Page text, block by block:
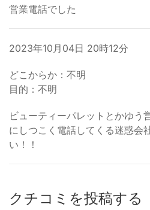
営業電話でした
2023年10月04日 20時12分
どこからか：不明
目的：不明
ビューティーパレットとかゆう
にしつこく電話してくる迷惑会
い！！
クチコミを投稿する